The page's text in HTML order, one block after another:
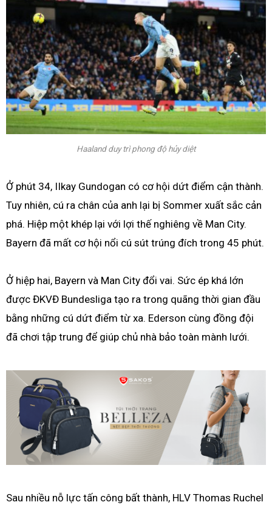
Haaland duy trì phong độ hủy diệt
Ở phút 34, IIkay Gundogan có cơ hội dứt điểm cận thành.
Tuy nhiên, cú ra chân của anh lại bị Sommer xuất sắc cản
phá. Hiệp một khép lại với lợi thế nghiêng về Man City.
Bayern đã mất cơ hội nổi cú sút trúng đích trong 45 phút.
Ở hiệp hai, Bayern và Man City đổi vai. Sức ép khá lớn
được ĐKVĐ Bundesliga tạo ra trong quãng thời gian đầu
bằng những cú dứt điểm từ xa. Ederson cùng đồng đội
đã chơi tập trung để giúp chủ nhà bảo toàn mành lưới.
Sau nhiều nỗ lực tấn công bất thành, HLV Thomas Ruchel